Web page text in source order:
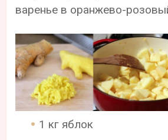
варенье в оранжево-
1 кг яблок